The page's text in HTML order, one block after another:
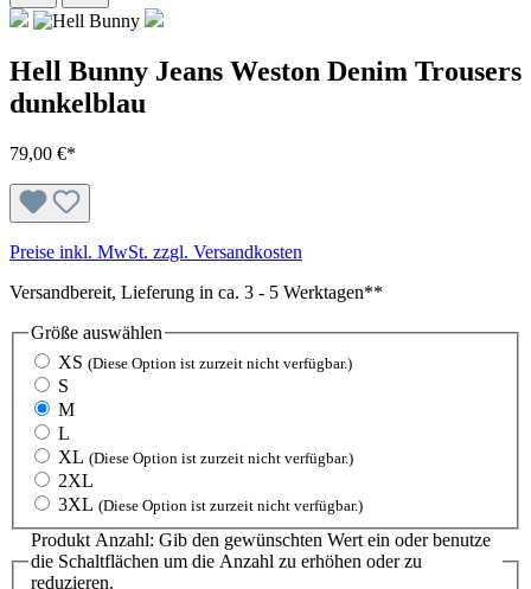
Hell Bunny Jeans Weston Denim Trousers
dunkelblau
79,00 €*
Preise inkl. MwSt. zzgl. Versandkosten
Versandbereit, Lieferung in ca. 3 - 5 Werktagen**
Größe auswählen
XS (Diese Option ist zurzeit nicht verfügbar.)
S
M
L
XL (Diese Option ist zurzeit nicht verfügbar.)
2XL
3XL (Diese Option ist zurzeit nicht verfügbar.)
Produkt Anzahl: Gib den gewünschten Wert ein oder benutze
die Schaltflächen um die Anzahl zu erhöhen oder zu
reduzieren.